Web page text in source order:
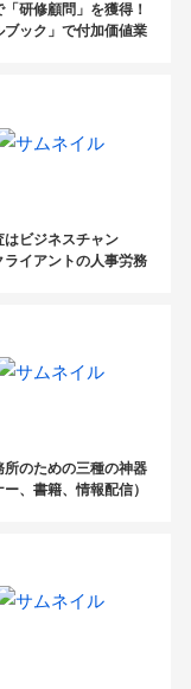
研修顧問」を獲得！
ブック」で付加価値業
はビジネスチャン
ライアントの人事労務
所のための三種の神器
ー、書籍、情報配信）